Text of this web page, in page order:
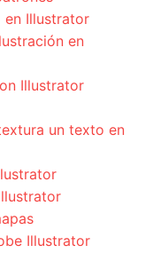
en Illustrator
en
Illustrator
un texto en
Illustrator